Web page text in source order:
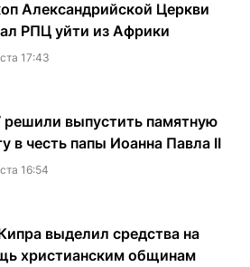
Александрийской Церкви
РПЦ уйти из Африки
17:43
решили выпустить памятную
в честь папы Иоанна Павла II
16:54
выделил средства на
христианским общинам